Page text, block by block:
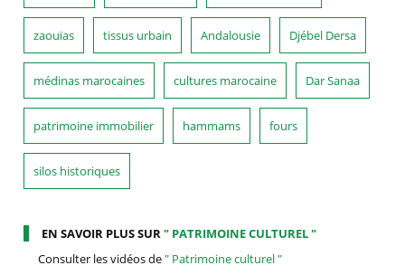
zaouïas tissus urbain Andalousie Djébel Dersa
médinas marocaines cultures marocaine Dar Sanaa
patrimoine immobilier hammams fours
silos historiques
EN SAVOIR PLUS SUR" PATRIMOINE CULTUREL "
Consulter les vidéos de" Patrimoine culturel "